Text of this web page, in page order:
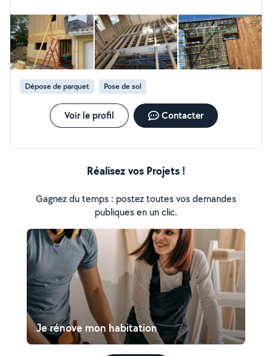
Dépose de parquet Pose de sol
Voir le profil Contacter
Réalisez vos Projets !
Gagnez du temps : postez toutes vos demandes
publiques en un clic.
Je rénove mon habitation